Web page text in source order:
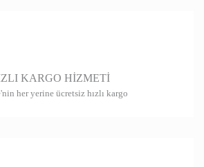
KARGO HİZMETİ
her yerine ücretsiz hızlı kargo